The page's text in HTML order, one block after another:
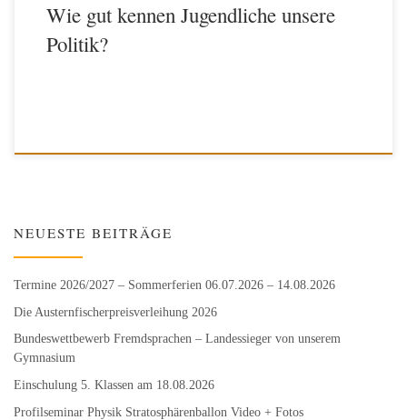
Wie gut kennen Jugendliche unsere
Politik?
NEUESTE BEITRÄGE
Termine 2026/2027 – Sommerferien 06.07.2026 – 14.08.2026
Die Austernfischer­preisverleihung 2026
Bundeswett­bewerb Fremdsprachen – Landessieger von unserem
Gymnasium
Einschulung 5. Klassen am 18.08.2026
Profilseminar Physik Stratosphären­ballon Video + Fotos